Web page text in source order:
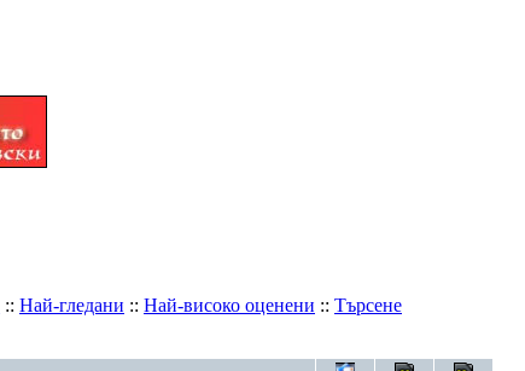
:: Най-гледани :: Най-високо оценени :: Търсене